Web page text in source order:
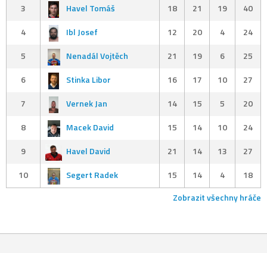
3
Havel Tomáš 18 21 19
40
4
Ibl Josef 12 20 4
24
5
Nenadál Vojtěch 21 19 6
25
6
Stinka Libor 16 17 10
27
7
Vernek Jan 14 15 5
20
8
Macek David 15 14 10
24
9
Havel David 21 14 13
27
10
Segert Radek 15 14 4
18
Zobrazit všechny hráče